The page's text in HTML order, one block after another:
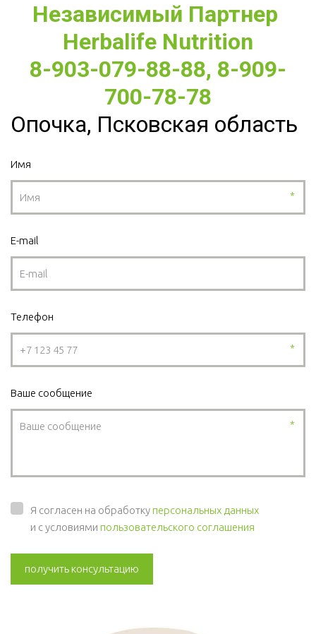
Независимый Партнер
Herbalife Nutrition
8-903-079-88-88, 8-909-
700-78-78
Опочка, Псковская область
Имя
*
E-mail
Телефон
*
Ваше сообщение
*
Я согласен на обработкуперсональных данных
и с условиями пользовательского соглашения
получить консультацию